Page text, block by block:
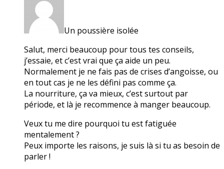
Un poussière isolée
Salut, merci beaucoup pour tous tes conseils,
j’essaie, et c’est vrai que ça aide un peu.
Normalement je ne fais pas de crises d’angoisse, ou
en tout cas je ne les défini pas comme ça.
La nourriture, ça va mieux, c’est surtout par
période, et là je recommence à manger beaucoup.
Veux tu me dire pourquoi tu est fatiguée
mentalement ?
Peux importe les raisons, je suis là si tu as besoin de
parler !